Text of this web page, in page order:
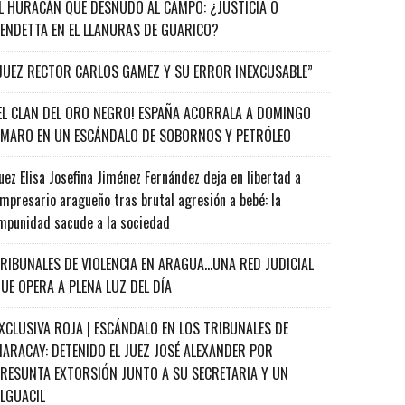
HURACÁN QUE DESNUDÓ AL CAMPO: ¿JUSTICIA O
EN EL LLANURAS DE GUARICO?
RECTOR CARLOS GAMEZ Y SU ERROR INEXCUSABLE”
CLAN DEL ORO NEGRO! ESPAÑA ACORRALA A DOMINGO
EN UN ESCÁNDALO DE SOBORNOS Y PETRÓLEO
Elisa Josefina Jiménez Fernández deja en libertad a
aragueño tras brutal agresión a bebé: la
sacude a la sociedad
DE VIOLENCIA EN ARAGUA…UNA RED JUDICIAL
OPERA A PLENA LUZ DEL DÍA
ROJA | ESCÁNDALO EN LOS TRIBUNALES DE
DETENIDO EL JUEZ JOSÉ ALEXANDER POR
EXTORSIÓN JUNTO A SU SECRETARIA Y UN